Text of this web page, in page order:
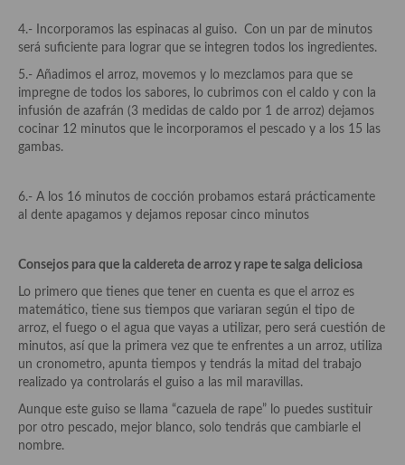
Cocina de Madagascar
Cocina Africana
Cocina Sudafrinaca
Cocina Sefardí
Cocina callejera
Cocina fusión
Cocinas de España
Cocina Andaluza
Cocina Aragonesa
Cocina Asturiana
4.- Incorporamos las espinacas al guiso. Con un par de minutos
será suficiente para lograr que se integren todos los ingredientes.
5.- Añadimos el arroz, movemos y lo mezclamos para que se
impregne de todos los sabores, lo cubrimos con el caldo y con la
infusión de azafrán (3 medidas de caldo por 1 de arroz) dejamos
cocinar 12 minutos que le incorporamos el pescado y a los 15 las
gambas.
6.- A los 16 minutos de cocción probamos estará prácticamente
al dente apagamos y dejamos reposar cinco minutos
Consejos para que la caldereta de arroz y rape te salga deliciosa
Lo primero que tienes que tener en cuenta es que el arroz es
matemático, tiene sus tiempos que variaran según el tipo de
arroz, el fuego o el agua que vayas a utilizar, pero será cuestión de
minutos, así que la primera vez que te enfrentes a un arroz, utiliza
un cronometro, apunta tiempos y tendrás la mitad del trabajo
realizado ya controlarás el guiso a las mil maravillas.
Aunque este guiso se llama “cazuela de rape” lo puedes sustituir
por otro pescado, mejor blanco, solo tendrás que cambiarle el
nombre.